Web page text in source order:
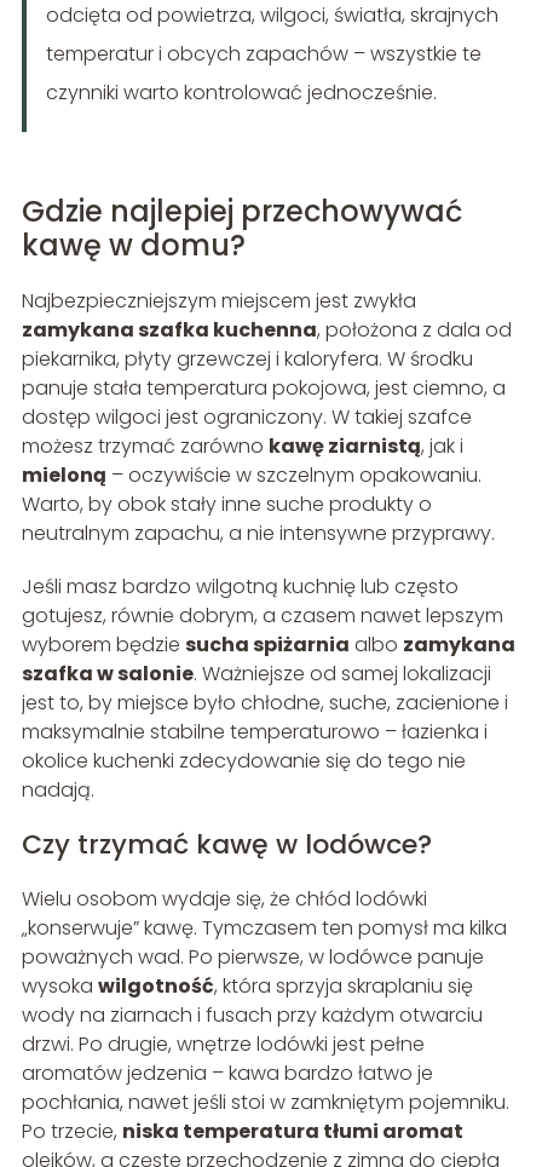
odcięta od powietrza, wilgoci, światła, skrajnych
temperatur i obcych zapachów – wszystkie te
czynniki warto kontrolować jednocześnie.
Gdzie najlepiej przechowywać
kawę w domu?
Najbezpieczniejszym miejscem jest zwykła
zamykana szafka kuchenna, położona z dala od
piekarnika, płyty grzewczej i kaloryfera. W środku
panuje stała temperatura pokojowa, jest ciemno, a
dostęp wilgoci jest ograniczony. W takiej szafce
możesz trzymać zarówno kawę ziarnistą, jak i
mieloną – oczywiście w szczelnym opakowaniu.
Warto, by obok stały inne suche produkty o
neutralnym zapachu, a nie intensywne przyprawy.
Jeśli masz bardzo wilgotną kuchnię lub często
gotujesz, równie dobrym, a czasem nawet lepszym
wyborem będzie sucha spiżarnia albo zamykana
szafka w salonie. Ważniejsze od samej lokalizacji
jest to, by miejsce było chłodne, suche, zacienione i
maksymalnie stabilne temperaturowo – łazienka i
okolice kuchenki zdecydowanie się do tego nie
nadają.
Czy trzymać kawę w lodówce?
Wielu osobom wydaje się, że chłód lodówki
„konserwuje” kawę. Tymczasem ten pomysł ma kilka
poważnych wad. Po pierwsze, w lodówce panuje
wysoka wilgotność, która sprzyja skraplaniu się
wody na ziarnach i fusach przy każdym otwarciu
drzwi. Po drugie, wnętrze lodówki jest pełne
aromatów jedzenia – kawa bardzo łatwo je
pochłania, nawet jeśli stoi w zamkniętym pojemniku.
Po trzecie, niska temperatura tłumi aromat
olejków, a częste przechodzenie z zimna do ciepła